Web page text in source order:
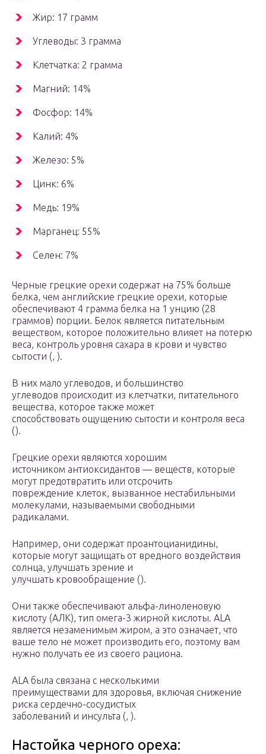
Жир: 17 грамм
Углеводы: 3 грамма
Клетчатка: 2 грамма
Магний: 14%
Фосфор: 14%
Калий: 4%
Железо: 5%
Цинк: 6%
Медь: 19%
Марганец: 55%
Селен: 7%
Черные грецкие орехи содержат на 75% больше
белка, чем английские грецкие орехи, которые
обеспечивают 4 грамма белка на 1 унцию (28
граммов) порции. Белок является питательным
веществом, которое положительно влияет на потерю
веса, контроль уровня сахара в крови и чувство
сытости (, ).
В них мало углеводов, и большинство
углеводов происходит из клетчатки, питательного
вещества, которое также может
способствовать ощущению сытости и контроля веса
().
Грецкие орехи являются хорошим
источником антиоксидантов — веществ, которые
могут предотвратить или отсрочить
повреждение клеток, вызванное нестабильными
молекулами, называемыми свободными
радикалами.
Например, они содержат проантоцианидины,
которые могут защищать от вредного воздействия
солнца, улучшать зрение и
улучшать кровообращение ().
Они также обеспечивают альфа-линоленовую
кислоту (АЛК), тип омега-3 жирной кислоты. ALA
является незаменимым жиром, а это означает, что
ваше тело не может производить его, поэтому вам
нужно получать ее из своего рациона.
ALA была связана с несколькими
преимуществами для здоровья, включая снижение
риска сердечно-сосудистых
заболеваний и инсульта (, ).
Настойка черного ореха: